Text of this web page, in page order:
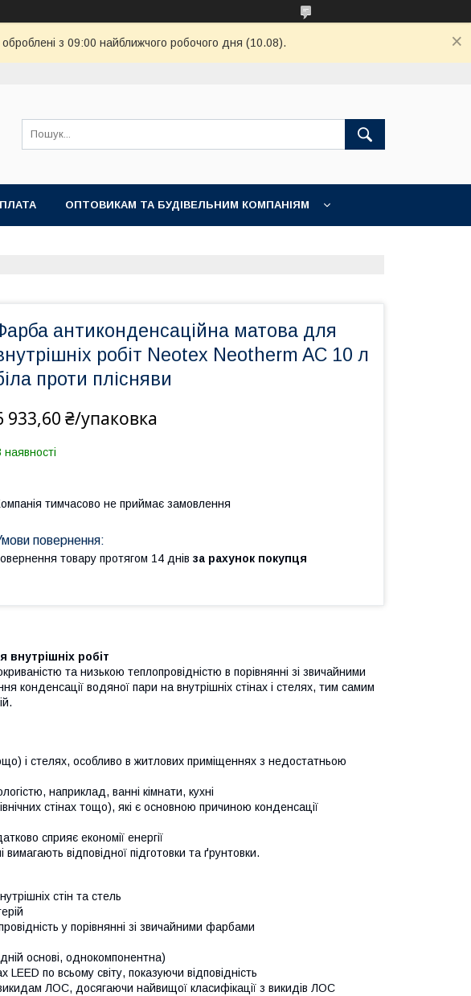
з 09:00 найближчого робочого дня (10.08).
ОПТОВИКАМ ТА БУДІВЕЛЬНИМ КОМПАНІЯМ
антиконденсаційна матова для
робіт Neotex Neotherm AC 10 л
проти плісняви
933,60 ₴/упаковка
наявності
тимчасово не приймає замовлення
товару протягом 14 днів за рахунок покупця
робіт
та низькою теплопровідністю в порівнянні зі звичайними
конденсації водяної пари на внутрішніх стінах і стелях, тим самим
і стелях, особливо в житлових приміщеннях з недостатньою
наприклад, ванні кімнати, кухні
стінах тощо), які є основною причиною конденсації
сприяє економії енергії
відповідної підготовки та ґрунтовки.
стін та стель
у порівнянні зі звичайними фарбами
основі, однокомпонентна)
по всьому світу, показуючи відповідність
ЛОС, досягаючи найвищої класифікації з викидів ЛОС